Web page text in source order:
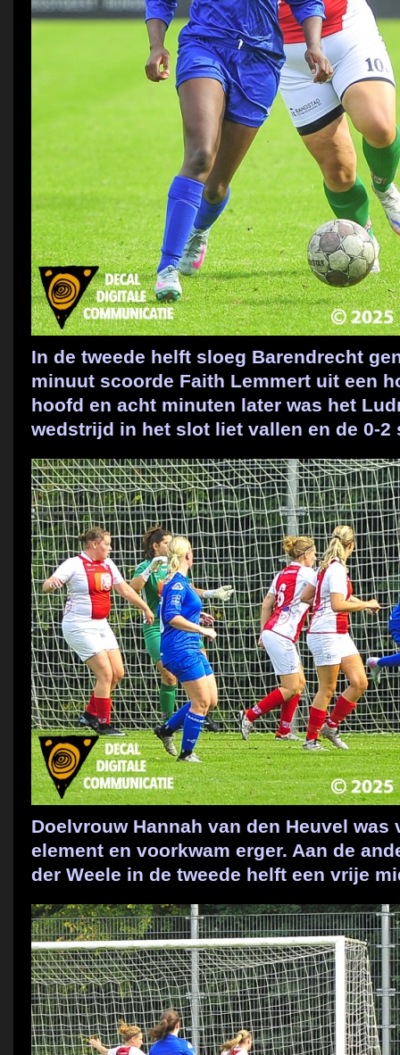
In de tweede helft sloeg Barendrecht
minuut scoorde Faith Lemmert uit een
hoofd en acht minuten later was het
wedstrijd in het slot liet vallen en de 0-2
Doelvrouw Hannah van den Heuvel was
element en voorkwam erger. Aan de
der Weele in de tweede helft een vrije